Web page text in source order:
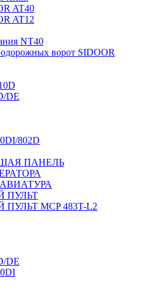
AT40
AT12
NT40
ворот SIDOOR
DE
802D
ПАНЕЛЬ
ПУЛЬТ
MCP 483T-L2
DE